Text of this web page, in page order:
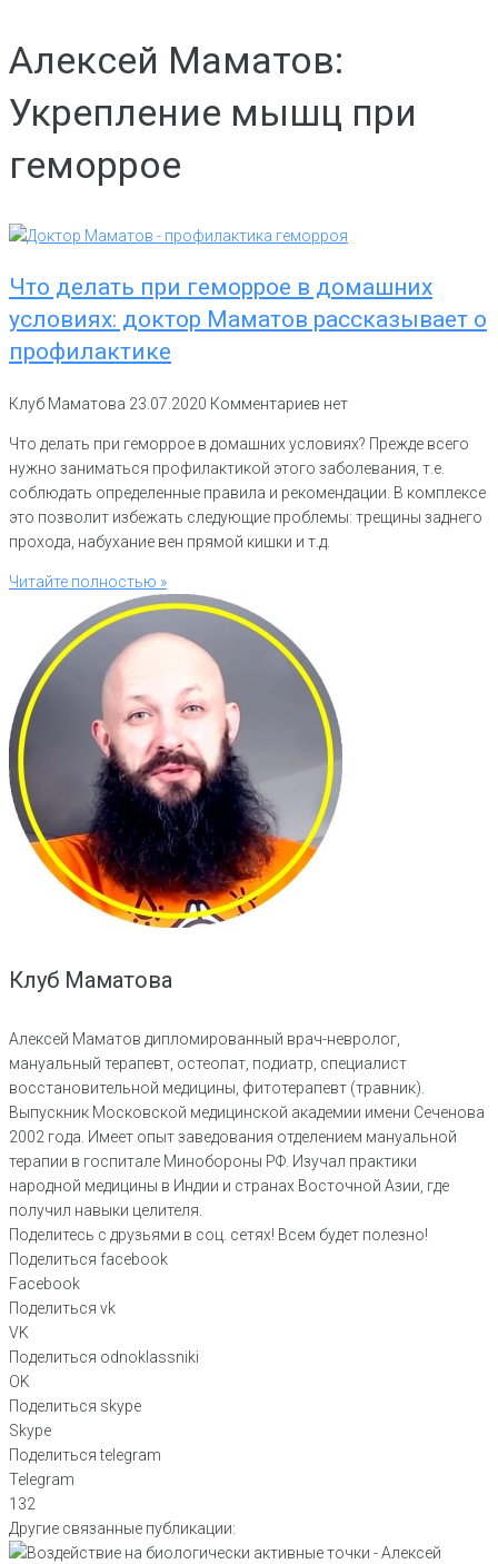
Алексей Маматов:
Укрепление мышц при
геморрое
Что делать при геморрое в домашних
условиях: доктор Маматов рассказывает о
профилактике
Клуб Маматова 23.07.2020 Комментариев нет
Что делать при геморрое в домашних условиях? Прежде всего
нужно заниматься профилактикой этого заболевания, т.е.
соблюдать определенные правила и рекомендации. В комплексе
это позволит избежать следующие проблемы: трещины заднего
прохода, набухание вен прямой кишки и т.д.
Читайте полностью »
Клуб Маматова
Алексей Маматов дипломированный врач-невролог,
мануальный терапевт, остеопат, подиатр, специалист
восстановительной медицины, фитотерапевт (травник).
Выпускник Московской медицинской академии имени Сеченова
2002 года. Имеет опыт заведования отделением мануальной
терапии в госпитале Минобороны РФ. Изучал практики
народной медицины в Индии и странах Восточной Азии, где
получил навыки целителя.
Поделитесь с друзьями в соц. сетях! Всем будет полезно!
Поделиться facebook
Facebook
Поделиться vk
VK
Поделиться odnoklassniki
OK
Поделиться skype
Skype
Поделиться telegram
Telegram
132
Другие связанные публикации: